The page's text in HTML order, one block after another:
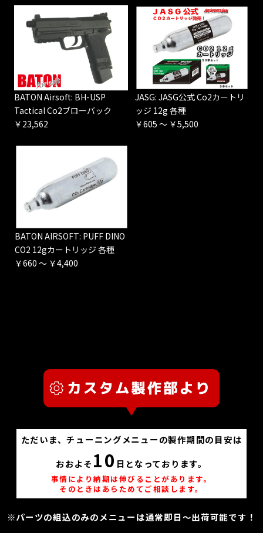
BATON Airsoft: BH-USP
Tactical Co2ブローバック
￥23,562
JASG: JASG公式 Co2カートリ
ッジ 12g 各種
￥605 ～ ￥5,500
BATON AIRSOFT: PUFF DINO
CO2 12gカートリッジ 各種
￥660 ～ ￥4,400
ただいま、チューニングメニューの製作期間の目安は
おおよそ 10 日となっております。
事情により納期は伸びることがあります。
そのときはあらためてご相談します。
※パーツの組込のみのメニューは通常即日～出荷可能です！